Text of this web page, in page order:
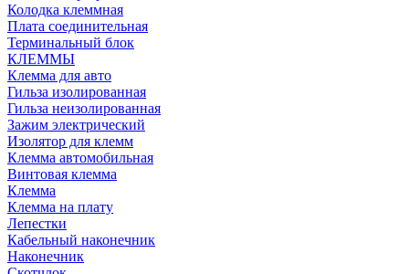
Колодка клеммная
Плата соединительная
Терминальный блок
КЛЕММЫ
Клемма для авто
Гильза изолированная
Гильза неизолированная
Зажим электрический
Изолятор для клемм
Клемма автомобильная
Винтовая клемма
Клемма
Клемма на плату
Лепестки
Кабельный наконечник
Наконечник